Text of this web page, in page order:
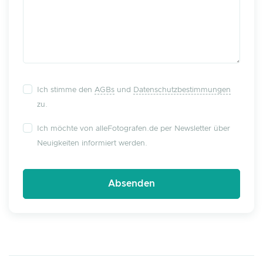
Ich stimme den AGBs und
Datenschutzbestimmungen
zu.
Ich möchte von alleFotografen.de per Newsletter über
Neuigkeiten informiert werden.